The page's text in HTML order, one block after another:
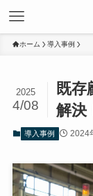
ホーム 導入事例
既存
解決
2025
4/08
導入事例 2024